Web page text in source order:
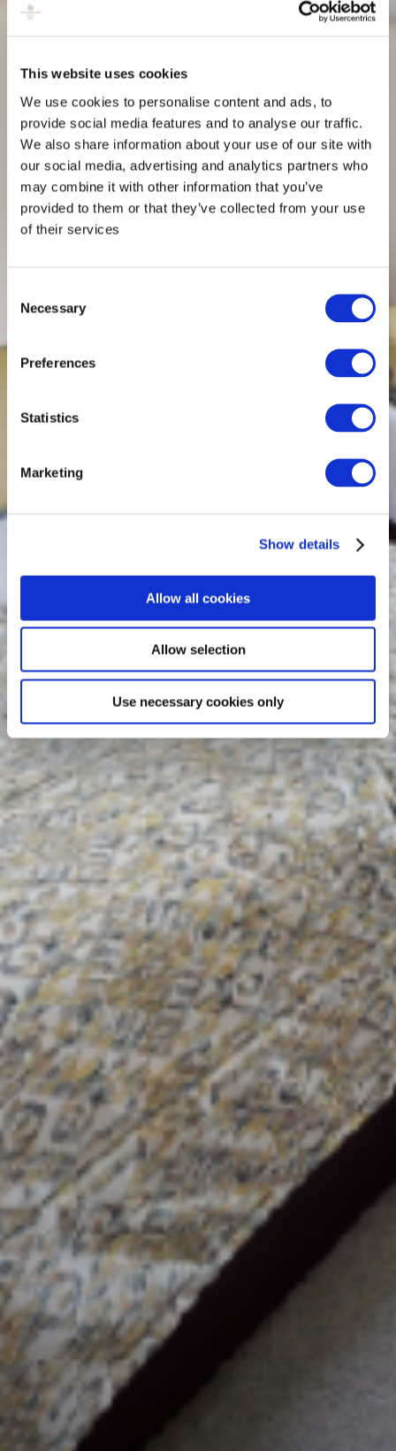
This website uses cookies
We use cookies to personalise content and ads, to
provide social media features and to analyse our traffic.
We also share information about your use of our site with
our social media, advertising and analytics partners who
may combine it with other information that you’ve
provided to them or that they’ve collected from your use
of their services
Selection
Necessary
Preferences
Statistics
Marketing
Show details
Allow all cookies
Allow selection
Use necessary cookies only